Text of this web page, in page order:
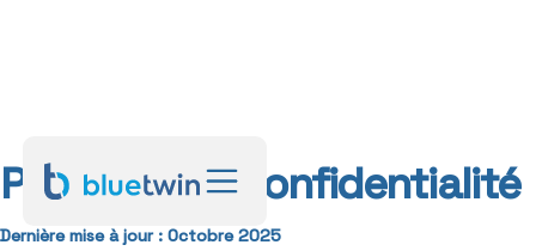
Politique de Confidentialité
Dernière mise à jour : Octobre 2025